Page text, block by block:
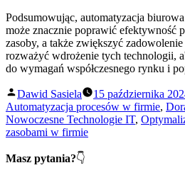
Podsumowując, automatyzacja
może znacznie poprawić efektywność
zasoby, a także zwiększyć
rozważyć wdrożenie tych technologii,
do wymagań współczesnego rynku i
Opublikowane
przez
Dawid Sasiela 15 października
Automatyzacja procesów w firmie,
Nowoczesne Technologie IT,
zasobami w firmie
Masz pytania?👇